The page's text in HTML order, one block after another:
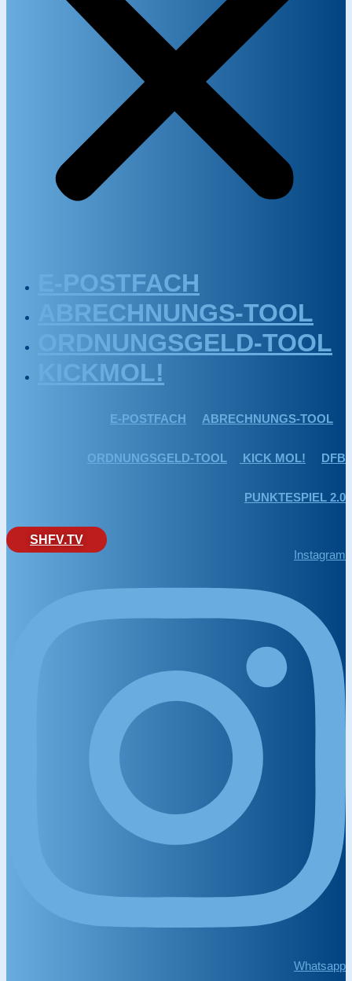
E-POSTFACH
ABRECHNUNGS-TOOL
ORDNUNGSGELD-TOOL
KICKMOL!
E-POSTFACH ABRECHNUNGS-TOOL
ORDNUNGSGELD-TOOL KICK MOL! DFB
PUNKTESPIEL 2.0
SHFV.TV
Instagram
Whatsapp